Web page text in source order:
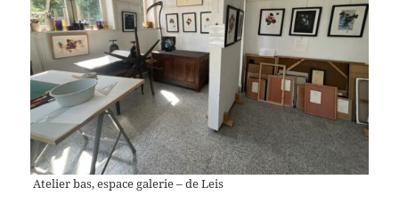
Atelier bas, espace galerie – de Leis